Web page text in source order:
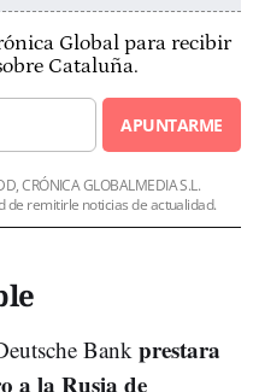
Global para recibir
Cataluña.
APUNTARME
CRÓNICA GLOBALMEDIA S.L.
de remitirle noticias de actualidad.
Bank prestara
a la Rusia de